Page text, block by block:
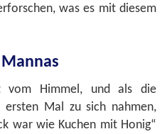
was es mit diesem
vom Himmel, und als die
ersten Mal zu sich nahmen,
war wie Kuchen mit Honig“